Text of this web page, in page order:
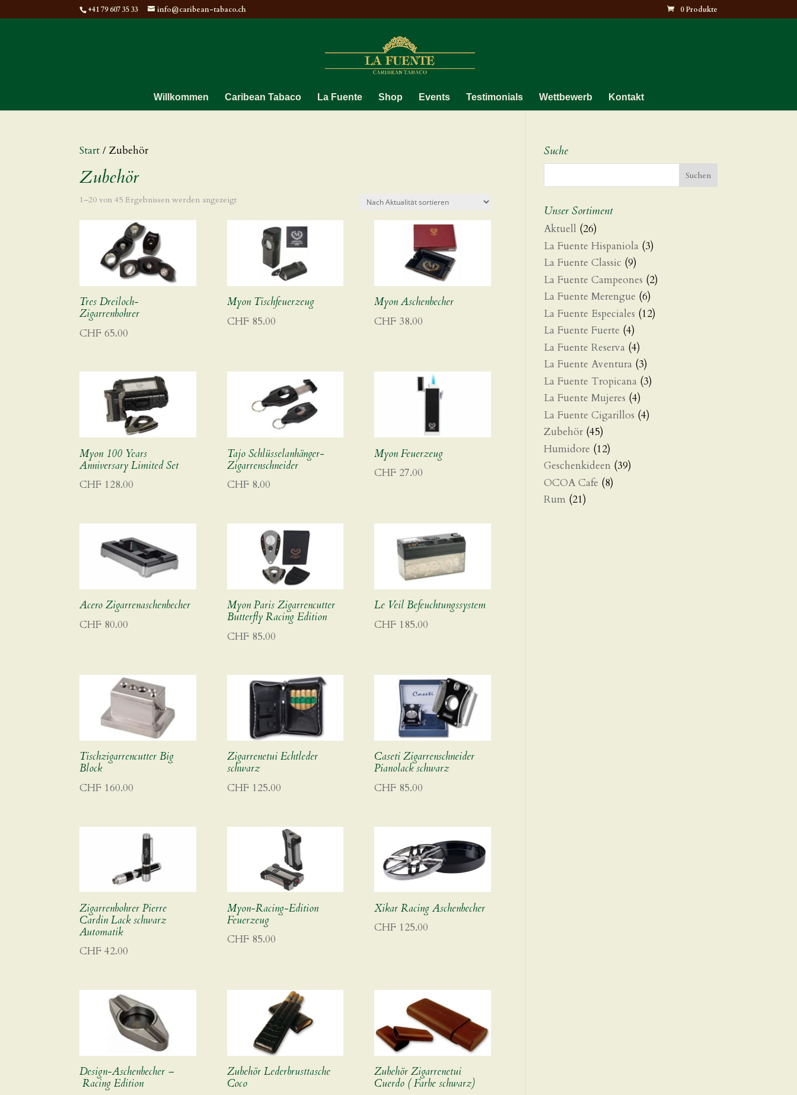
+41 79 607 35 33 info@caribean-tabaco.ch 0 Produkte
Willkommen Caribean Tabaco La Fuente Shop Events Testimonials Wettbewerb Kontakt
Start / Zubehör
Zubehör
1–20 von 45 Ergebnissen werden angezeigtNach
sortiert
Tres Dreiloch-
Zigarrenbohrer
CHF 65.00
Myon Tischfeuerzeug
CHF 85.00
Myon Aschenbecher
CHF 38.00
Myon 100 Years
Anniversary Limited Set
CHF 128.00
Tajo Schlüsselanhänger-
Zigarrenschneider
CHF 8.00
Myon Feuerzeug
CHF 27.00
Acero Zigarrenaschenbecher
CHF 80.00
Myon Paris Zigarrencutter
Butterfly Racing Edition
CHF 85.00
Le Veil Befeuchtungssystem
CHF 185.00
Tischzigarrencutter Big
Block
CHF 160.00
Zigarrenetui Echtleder
schwarz
CHF 125.00
Caseti Zigarrenschneider
Pianolack schwarz
CHF 85.00
Zigarrenbohrer Pierre
Cardin Lack schwarz
Automatik
CHF 42.00
Myon-Racing-Edition
Feuerzeug
CHF 85.00
Xikar Racing Aschenbecher
CHF 125.00
Design-Aschenbecher –
Racing Edition
Zubehör Lederbrusttasche
Coco
Zubehör Zigarrenetui
Cuerdo ( Farbe schwarz)
Suche
Unser Sortiment
Aktuell (26)
La Fuente Hispaniola (3)
La Fuente Classic (9)
La Fuente Campeones (2)
La Fuente Merengue (6)
La Fuente Especiales (12)
La Fuente Fuerte (4)
La Fuente Reserva (4)
La Fuente Aventura (3)
La Fuente Tropicana (3)
La Fuente Mujeres (4)
La Fuente Cigarillos (4)
Zubehör (45)
Humidore (12)
Geschenkideen (39)
OCOA Cafe (8)
Rum (21)